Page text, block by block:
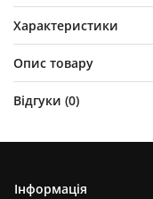
Характеристики
Опис товару
Відгуки (0)
Інформація